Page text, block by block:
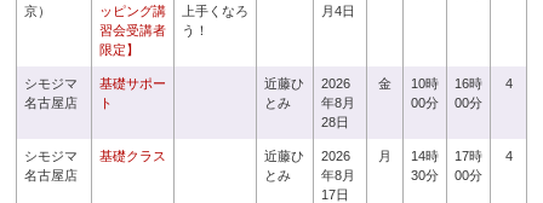
京）
ッピング講
習会受講者
限定】
上手くなろ
う！
月4日
シモジマ
名古屋店
基礎サポー
ト
近藤ひ
とみ
2026
年8月
28日
金
10時
00分
16時
00分
4
シモジマ
名古屋店
基礎クラス
近藤ひ
とみ
2026
年8月
17日
月
14時
30分
17時
00分
4